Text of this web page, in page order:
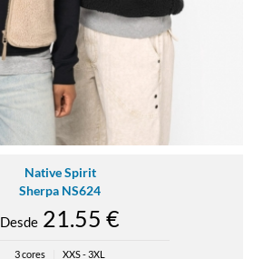
Native Spirit
Sherpa NS624
Desde 21.55 €
3 cores XXS - 3XL